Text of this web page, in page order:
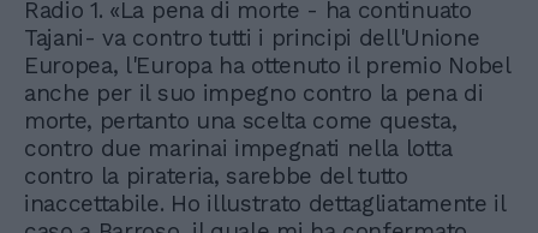
Radio 1. «La pena di morte - ha continuato
Tajani- va contro tutti i principi dell'Unione
Europea, l'Europa ha ottenuto il premio Nobel
anche per il suo impegno contro la pena di
morte, pertanto una scelta come questa,
contro due marinai impegnati nella lotta
contro la pirateria, sarebbe del tutto
inaccettabile. Ho illustrato dettagliatamente il